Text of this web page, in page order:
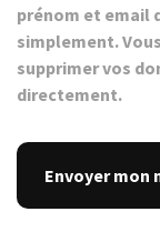
prénom et email
simplement.
supprimer vos
directement.